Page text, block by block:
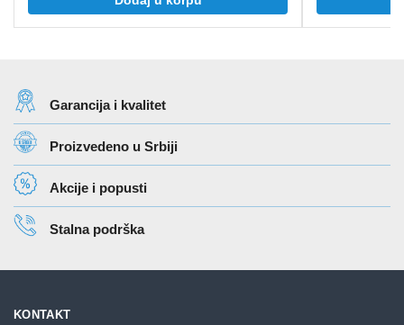
Garancija i kvalitet
Proizvedeno u Srbiji
Akcije i popusti
Stalna podrška
KONTAKT